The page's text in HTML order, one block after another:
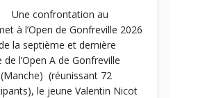
confrontation au
à l’Open de Gonfreville 2026
la septième et dernière
de l’Open A de Gonfreville
(réunissant 72
le jeune Valentin Nicot